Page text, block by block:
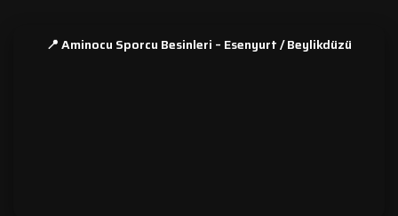
📍 Aminocu Sporcu Besinleri – Esenyurt / Beylikdüzü